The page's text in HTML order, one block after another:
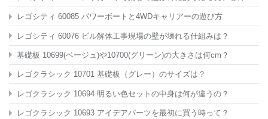
レゴシティ 60085 パワーボートと4WDキャリアーの遊び方
レゴシティ 60076 ビル解体工事現場の壁が壊れる仕組みは？
基礎板 10699(ベージュ)や10700(グリーン)の大きさは何cm？
レゴクラシック 10701 基礎板（グレー）のサイズは？
レゴクラシック 10694 明るい色セットの中身は何が違うの？
レゴクラシック 10693 アイデアパーツを最初に買う時って？